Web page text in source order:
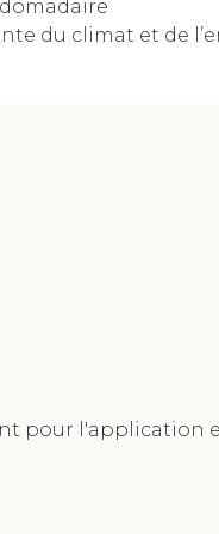
du climat et de
pour l'application